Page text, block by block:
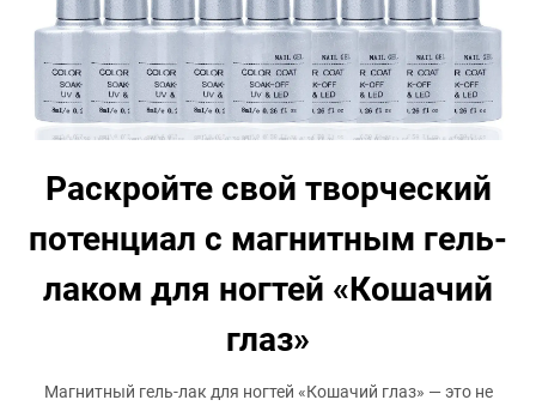
Раскройте свой творческий
потенциал с магнитным гель-
лаком для ногтей «Кошачий
глаз»
Магнитный гель-лак для ногтей «Кошачий глаз» — это не